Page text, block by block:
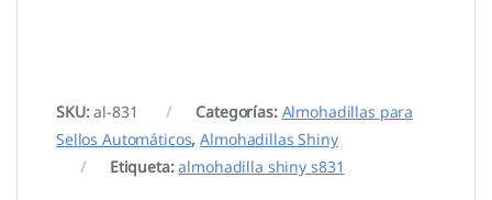
SKU:al-831 Categorías: Almohadillas para
Sellos Automáticos,Almohadillas Shiny
Etiqueta:almohadilla shiny s831